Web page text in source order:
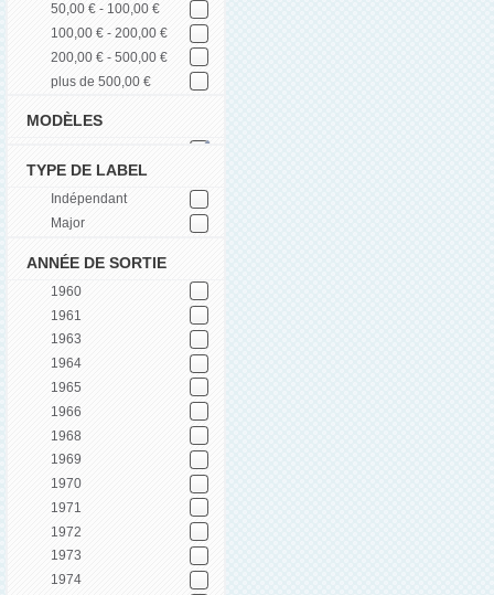
50,00 € - 100,00 €
100,00 € - 200,00 €
200,00 € - 500,00 €
plus de 500,00 €
MODÈLES
TYPE DE LABEL
Indépendant
Major
ANNÉE DE SORTIE
1960
1961
1963
1964
1965
1966
1968
1969
1970
1971
1972
1973
1974